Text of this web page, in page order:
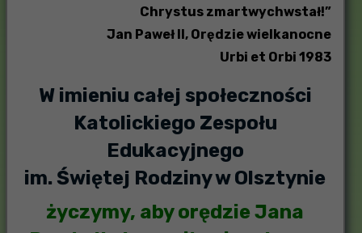
Chrystus zmartwychwstał!”
Jan Paweł II, Orędzie wielkanocne
Urbi et Orbi 1983
W imieniu całej społeczności
Katolickiego Zespołu
Edukacyjnego
im. Świętej Rodziny w Olsztynie
życzymy, aby orędzie Jana